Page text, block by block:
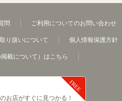
問 ご利用についてのお問い合わせ
り扱いについて 個人情報保護方針
載について）はこちら
お店がすぐに見つかる！